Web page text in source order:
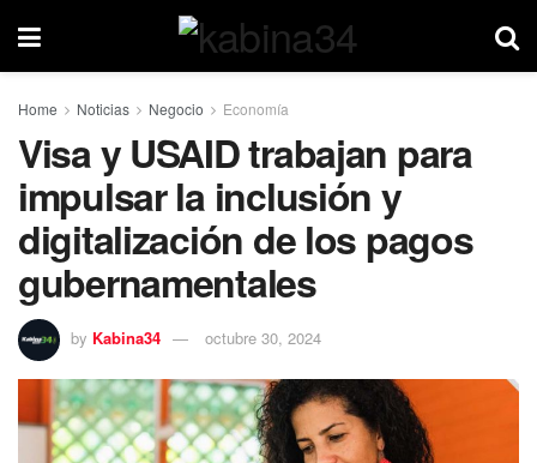
Home Noticias Negocio Economía
Visa y USAID trabajan para
impulsar la inclusión y
digitalización de los pagos
gubernamentales
by Kabina34 octubre 30, 2024